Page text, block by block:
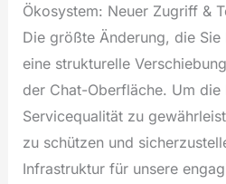
Ökosystem: Neuer Zugriff &
Die größte Änderung, die
eine strukturelle
der Chat-Oberfläche. Um
Servicequalität zu
zu schützen und
Infrastruktur für unsere